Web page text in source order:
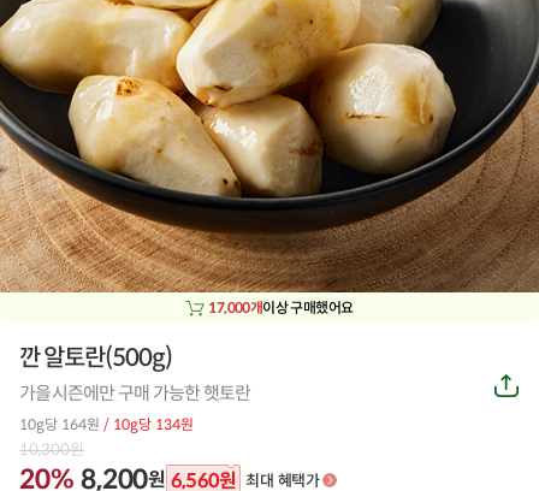
17,000개이상 구매했어요
깐 알토란(500g)
가을시즌에만 구매 가능한 햇토란
10g당 164원 / 10g당 134원
10,300원
20% 8,200원 6,560원 최대 혜택가
공
유